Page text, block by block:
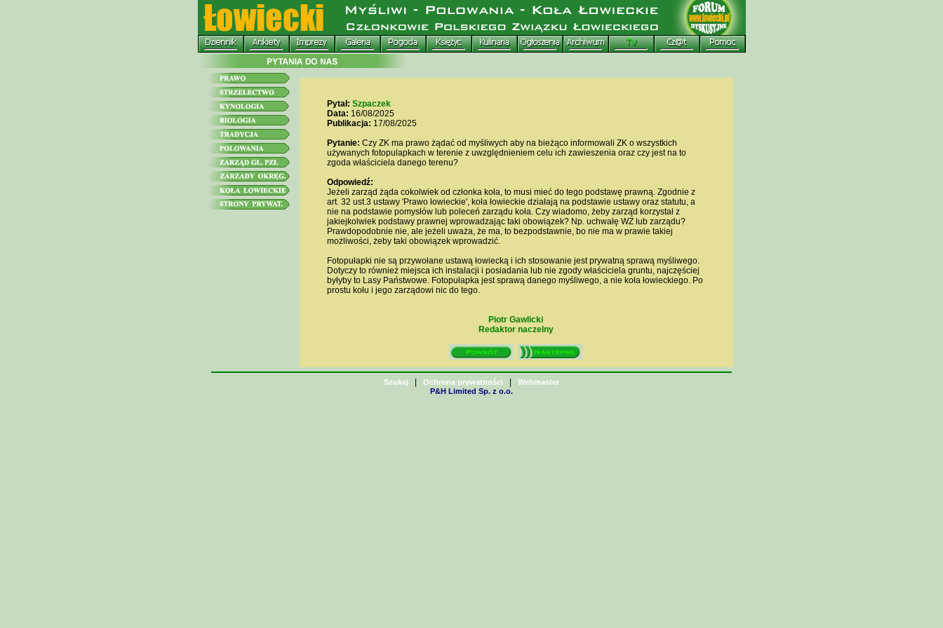
Pytał: Szpaczek
Data: 16/08/2025
Publikacja: 17/08/2025
Pytanie: Czy ZK ma prawo żądać od myśliwych aby na bieżąco informowali ZK o wszystkich
używanych fotopulapkach w terenie z uwzględnieniem celu ich zawieszenia oraz czy jest na to
zgoda właściciela danego terenu?
Odpowiedź:
Jeżeli zarząd żąda cokolwiek od członka koła, to musi mieć do tego podstawę prawną. Zgodnie z
art. 32 ust.3 ustawy 'Prawo łowieckie', koła łowieckie działają na podstawie ustawy oraz statutu, a
nie na podstawie pomysłów lub poleceń zarządu koła. Czy wiadomo, żeby zarząd korzystał z
jakiejkolwiek podstawy prawnej wprowadzając taki obowiązek? Np. uchwałę WZ lub zarządu?
Prawdopodobnie nie, ale jeżeli uważa, że ma, to bezpodstawnie, bo nie ma w prawie takiej
możliwości, żeby taki obowiązek wprowadzić.
Fotopułapki nie są przywołane ustawą łowiecką i ich stosowanie jest prywatną sprawą myśliwego.
Dotyczy to również miejsca ich instalacji i posiadania lub nie zgody właściciela gruntu, najczęściej
byłyby to Lasy Państwowe. Fotopułapka jest sprawą danego myśliwego, a nie koła łowieckiego. Po
prostu kołu i jego zarządowi nic do tego.
Piotr Gawlicki
Redaktor naczelny
Szukaj Ochrona prywatności
Webmaster
P&H Limited Sp. z o.o.